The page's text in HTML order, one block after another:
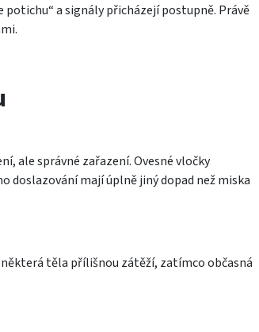
a signály přicházejí postupně. Právě
ale správné zařazení. Ovesné vločky
doslazování mají úplně jiný dopad než miska
těla přílišnou zátěží, zatímco občasná